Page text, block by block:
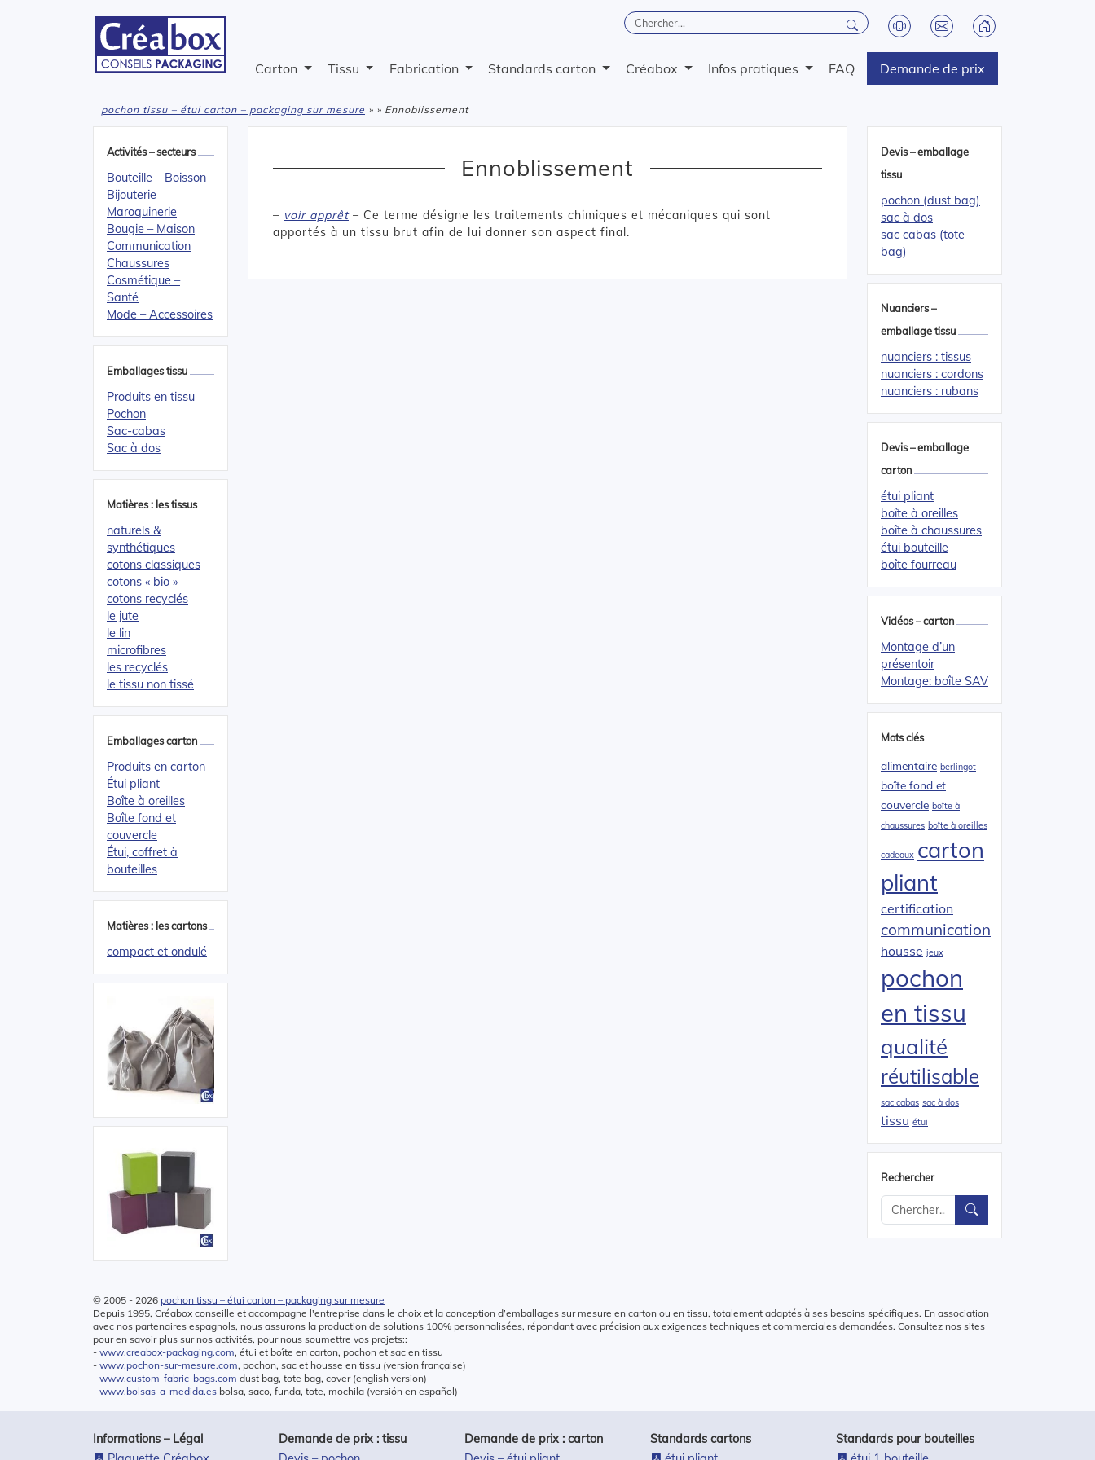
Carton Tissu Fabrication Standards carton Créabox Infos pratiques FAQ Demande de prix
pochon tissu – étui carton – packaging sur mesure » » Ennoblissement
Ennoblissement
– voir apprêt– Ce terme désigne les traitements chimiques et mécaniques qui sont
apportés à un tissu brut afin de lui donner son aspect final.
Activités – secteurs
Bouteille – Boisson
Bijouterie
Maroquinerie
Bougie – Maison
Communication
Chaussures
Cosmétique –
Santé
Mode – Accessoires
Emballages tissu
Produits en tissu
Pochon
Sac-cabas
Sac à dos
Matières : les tissus
naturels &
synthétiques
cotons classiques
cotons « bio »
cotons recyclés
le jute
le lin
microfibres
les recyclés
le tissu non tissé
Emballages carton
Produits en carton
Étui pliant
Boîte à oreilles
Boîte fond et
couvercle
Étui, coffret à
bouteilles
Matières : les cartons
compact et ondulé
Devis – emballage
tissu
pochon (dust bag)
sac à dos
sac cabas (tote
bag)
Nuanciers –
emballage tissu
nuanciers : tissus
nuanciers : cordons
nuanciers : rubans
Devis – emballage
carton
étui pliant
boîte à oreilles
boîte à chaussures
étui bouteille
boîte fourreau
Vidéos – carton
Montage d’un
présentoir
Montage: boîte SAV
Mots clés
alimentaire berlingot
boîte fond et
couvercle boîte à
chaussures boîte à oreilles
cadeaux carton
pliant
certification
communication
housse jeux
pochon
en tissu
qualité
réutilisable
sac cabas sac à dos
tissu étui
Rechercher
© 2005 - 2026 pochon tissu – étui carton – packaging sur mesure
Depuis 1995, Créabox conseille et accompagne l'entreprise dans le choix et la conception d’emballages sur mesure en carton ou en tissu, totalement adaptés à ses besoins spécifiques. En association
avec nos partenaires espagnols, nous assurons la production de solutions 100% personnalisées, répondant avec précision aux exigences techniques et commerciales demandées. Consultez nos sites
pour en savoir plus sur nos activités, pour nous soumettre vos projets::
- www.creabox-packaging.com, étui et boîte en carton, pochon et sac en tissu
- www.pochon-sur-mesure.com, pochon, sac et housse en tissu (version française)
- www.custom-fabric-bags.com dust bag, tote bag, cover (english version)
- www.bolsas-a-medida.es bolsa, saco, funda, tote, mochila (versión en español)
Informations – Légal
Demande de prix : tissu
Demande de prix : carton
Standards cartons
Standards pour bouteilles